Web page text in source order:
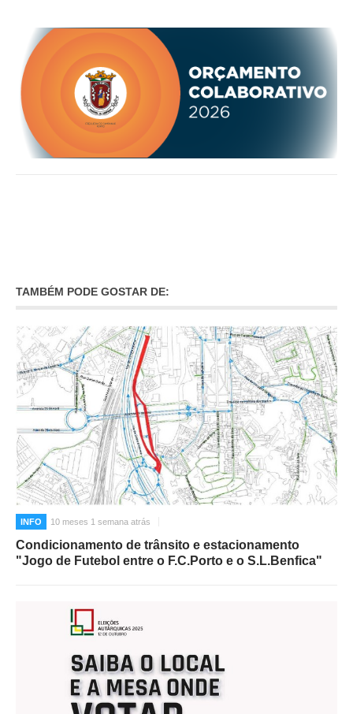
O GABINETE
APOIO AOS DESEMPREGADOS
APOIO ÀS EMPRESAS
OFERTAS DE EMPREGO
CONTACTO E HORÁRIO GIP
CONTACTOS
TAMBÉM PODE GOSTAR DE:
INFO 10 meses 1 semana atrás
Condicionamento de trânsito e estacionamento
"Jogo de Futebol entre o F.C.Porto e o S.L.Benfica"